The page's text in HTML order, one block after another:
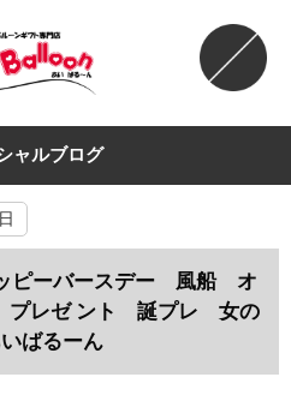
ャルブログ
ピーバースデー 風船 オ
レゼ ント 誕プレ 女の
ばるーん